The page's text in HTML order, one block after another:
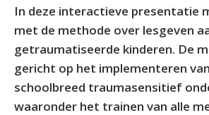
In deze interactieve presentatie
met de methode over lesgeven
getraumatiseerde kinderen. De
gericht op het implementeren
schoolbreed traumasensitief
waaronder het trainen van alle